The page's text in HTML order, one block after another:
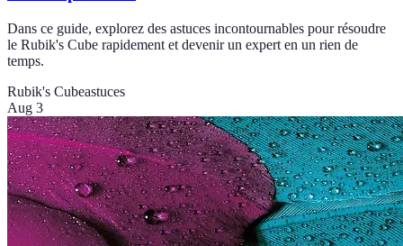
Dans ce guide, explorez des astuces incontournables pour résoudre
le Rubik's Cube rapidement et devenir un expert en un rien de
temps.
Rubik's Cubeastuces
Aug 3